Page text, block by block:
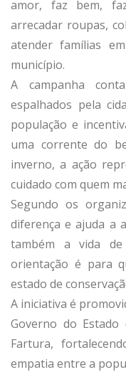
amor, faz bem,
arrecadar roupas,
atender famílias
município.
A campanha
espalhados pela
população e
uma corrente do
inverno, a ação
cuidado com quem
Segundo os
diferença e ajuda a
também a vida
orientação é para
estado de
A iniciativa é
Governo do Estado
Fartura,
empatia entre a